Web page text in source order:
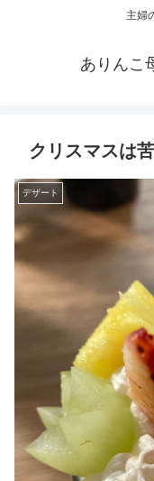
主婦
ありんこ
クリスマスは
デザート